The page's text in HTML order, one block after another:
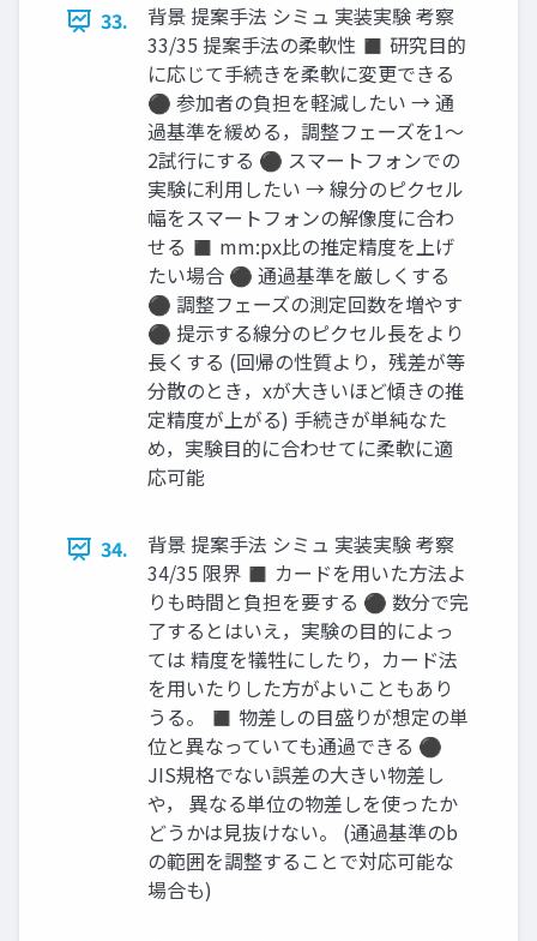
33.
背景 提案手法 シミュ 実装実験 考察
33/35 提案手法の柔軟性 ◼ 研究目的
に応じて手続きを柔軟に変更できる
⚫ 参加者の負担を軽減したい → 通
過基準を緩める，調整フェーズを1～
2試行にする ⚫ スマートフォンでの
実験に利用したい → 線分のピクセル
幅をスマートフォンの解像度に合わ
せる ◼ mm:px比の推定精度を上げ
たい場合 ⚫ 通過基準を厳しくする
⚫ 調整フェーズの測定回数を増やす
⚫ 提示する線分のピクセル長をより
長くする (回帰の性質より，残差が等
分散のとき，xが大きいほど傾きの推
定精度が上がる) 手続きが単純なた
め，実験目的に合わせてに柔軟に適
応可能
34.
背景 提案手法 シミュ 実装実験 考察
34/35 限界 ◼ カードを用いた方法よ
りも時間と負担を要する ⚫ 数分で完
了するとはいえ，実験の目的によっ
ては 精度を犠牲にしたり，カード法
を用いたりした方がよいこともあり
うる。 ◼ 物差しの目盛りが想定の単
位と異なっていても通過できる ⚫
JIS規格でない誤差の大きい物差し
や， 異なる単位の物差しを使ったか
どうかは見抜けない。 (通過基準のb
の範囲を調整することで対応可能な
場合も)